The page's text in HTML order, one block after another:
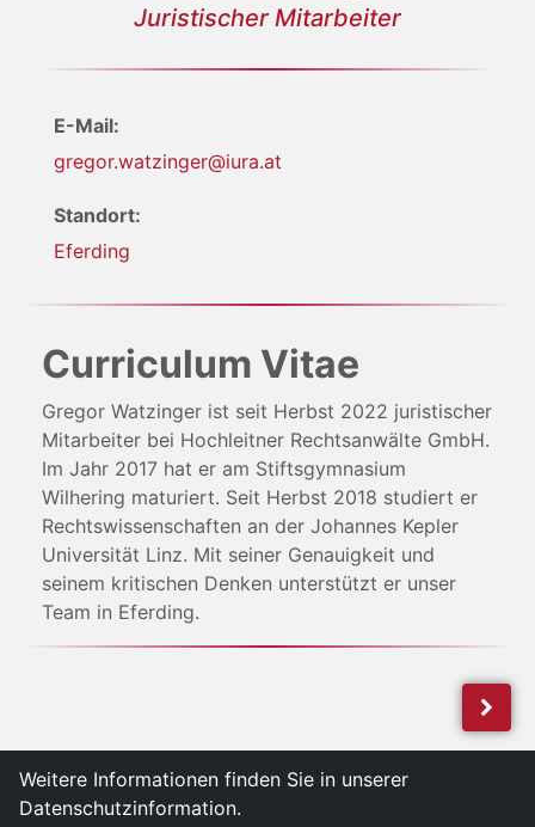
Juristischer Mitarbeiter
E-Mail:
gregor.watzinger@iura.at
Standort:
Eferding
Curriculum Vitae
Gregor Watzinger ist seit Herbst 2022 juristischer
Mitarbeiter bei Hochleitner Rechtsanwälte GmbH.
Im Jahr 2017 hat er am Stiftsgymnasium
Wilhering maturiert. Seit Herbst 2018 studiert er
Rechtswissenschaften an der Johannes Kepler
Universität Linz. Mit seiner Genauigkeit und
seinem kritischen Denken unterstützt er unser
Team in Eferding.
Weitere Informationen finden Sie in unserer
Datenschutzinformation.